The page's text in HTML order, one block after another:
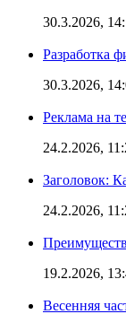
30.3.2026,
Разработка
30.3.2026,
Реклама на
24.2.2026,
Заголовок:
24.2.2026,
19.2.2026,
Весенняя